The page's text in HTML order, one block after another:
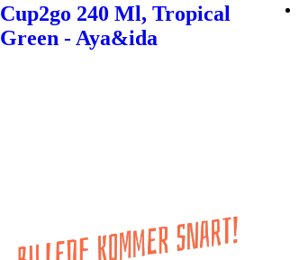
Cup2go 240 Ml, Tropical
Green - Aya&ida